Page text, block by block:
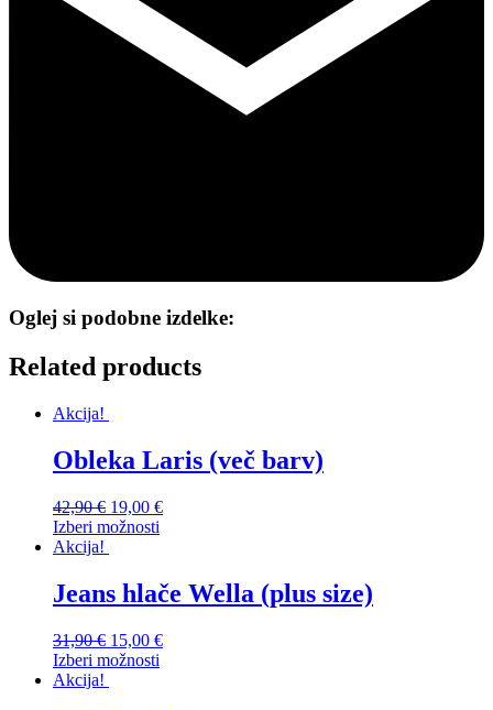
Oglej si podobne izdelke:
Related products
Akcija!
Obleka Laris (več barv)
42,90€ 19,00 €
Izberi možnosti
Akcija!
Jeans hlače Wella (plus size)
31,90€ 15,00 €
Izberi možnosti
Akcija!